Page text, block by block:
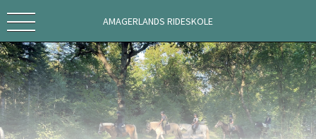
AMAGERLANDS RIDESKOLE